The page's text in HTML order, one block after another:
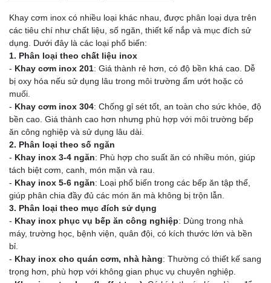
Khay cơm inox có nhiều loại khác nhau, được phân loại dựa trên
các tiêu chí như chất liệu, số ngăn, thiết kế nắp và mục đích sử
dụng. Dưới đây là các loại phổ biến:
1. Phân loại theo chất liệu inox
- Khay cơm inox 201: Giá thành rẻ hơn, có độ bền khá cao. Dễ
bị oxy hóa nếu sử dụng lâu trong môi trường ẩm ướt hoặc có
muối.
- Khay cơm inox 304: Chống gỉ sét tốt, an toàn cho sức khỏe, độ
bền cao. Giá thành cao hơn nhưng phù hợp với môi trường bếp
ăn công nghiệp và sử dụng lâu dài.
2. Phân loại theo số ngăn
- Khay inox 3-4 ngăn: Phù hợp cho suất ăn có nhiều món, giúp
tách biệt cơm, canh, món mặn và rau.
- Khay inox 5-6 ngăn: Loại phổ biến trong các bếp ăn tập thể,
giúp phân chia đầy đủ các món ăn mà không bị trộn lẫn.
3. Phân loại theo mục đích sử dụng
- Khay inox phục vụ bếp ăn công nghiệp: Dùng trong nhà
máy, trường học, bệnh viện, quân đội, có kích thước lớn và bền
bỉ.
- Khay inox cho quán cơm, nhà hàng: Thường có thiết kế sang
trọng hơn, phù hợp với không gian phục vụ chuyên nghiệp.